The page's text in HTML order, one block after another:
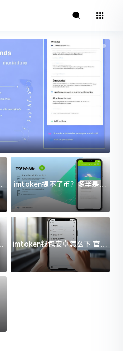
imtoken提不了币？多半是这
几件事没处理好
imtoken钱包安卓怎么下 官方
渠道避坑指南